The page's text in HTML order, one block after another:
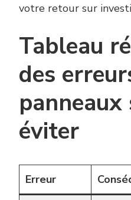
votre retour sur
Tableau
des
panneaux
éviter
Erreur